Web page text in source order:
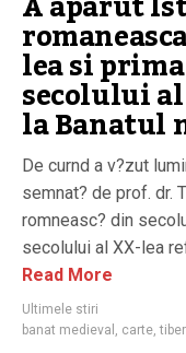
lea si
secolului
la Banatul
De curnd a v?zut
semnat? de prof. dr.
romneasc? din
secolului al XX-lea
Read More
Ultimele stiri
banat medieval , carte,